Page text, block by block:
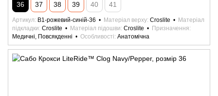
36 37 38 39 40 41
Артикул B1-рожевий-синій-36 Матеріал верху Croslite
Матеріал
підкладки Croslite Матеріал підошви Croslite
Призначення
Медичні, Повсякденні
Особливості Анатомічна